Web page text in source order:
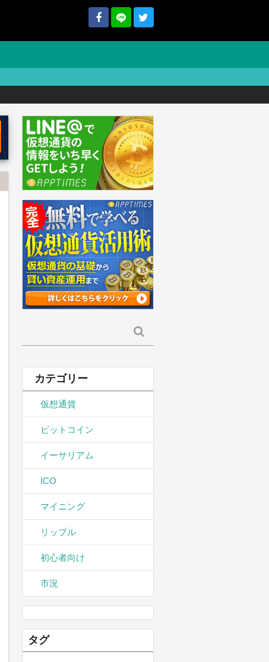
索:
カテゴリー
仮想通貨
ビットコイン
イーサリアム
ICO
マイニング
リップル
初心者向け
市況
タグ